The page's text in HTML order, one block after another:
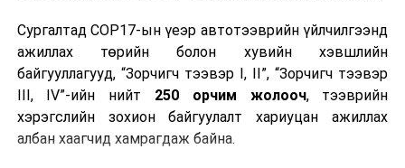
Үс шинээр үргээлгэх буюу засуулахад тохиромжгүй
Сургалтад COP17-ын үеэр автотээврийн үйлчилгээнд
ажиллах төрийн болон хувийн хэвшлийн
байгууллагууд, “Зорчигч тээвэр I, II”, “Зорчигч тээвэр
III, IV”-ийн нийт 250 орчим жолооч, тээврийн
хэрэгслийн зохион байгуулалт хариуцан ажиллах
албан хаагчид хамрагдаж байна.